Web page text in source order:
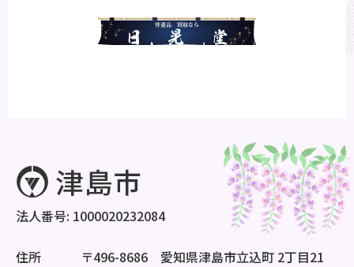
法人番号: 1000020232084
住所 〒496-8686 愛知県津島市立込町 2丁目21